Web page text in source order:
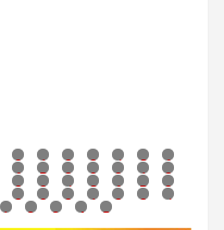
0 1 2 3 4 5 6
6 7 8 9 0 1 2
2 3 4 5 6 7 8
8 9 0 1 2 3 4
1 2 3 4 5